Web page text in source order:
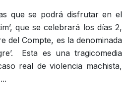
que se podrá disfrutar en el
que se celebrará los días 2,
del Compte, es la denominada
Esta es una tragicomedia
real de violencia machista,